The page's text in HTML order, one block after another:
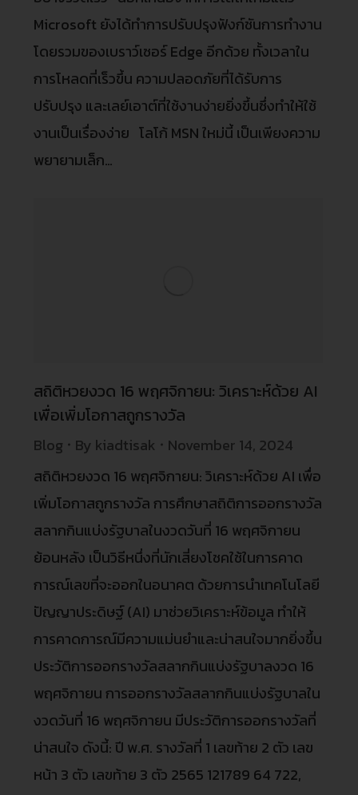
Microsoft ยังได้ทําการปรับปรุงฟังก์ชันการทํางาน
โดยรวมของเบราว์เซอร์ Edge อีกด้วย ทั้งเวลาใน
การโหลดที่เร็วขึ้น ความปลอดภัยที่ได้รับการ
ปรับปรุง และเลย์เอาต์ที่ใช้งานง่ายยิ่งขึ้นซึ่งทําให้ใช้
งานเป็นเรื่องง่าย โลโก้ MSN ใหม่นี้ เป็นเพียงความ
พยายามเล็ก…
สถิติหวยงวด 16 พฤศจิกายน: วิเคราะห์ด้วย AI
เพื่อเพิ่มโอกาสถูกรางวัล
Blog By kiadtisak
November 14, 2024
สถิติหวยงวด 16 พฤศจิกายน: วิเคราะห์ด้วย AI เพื่อ
เพิ่มโอกาสถูกรางวัล การศึกษาสถิติการออกรางวัล
สลากกินแบ่งรัฐบาลในงวดวันที่ 16 พฤศจิกายน
ย้อนหลัง เป็นวิธีหนึ่งที่นักเสี่ยงโชคใช้ในการคาด
การณ์เลขที่จะออกในอนาคต ด้วยการนำเทคโนโลยี
ปัญญาประดิษฐ์ (AI) มาช่วยวิเคราะห์ข้อมูล ทำให้
การคาดการณ์มีความแม่นยำและน่าสนใจมากยิ่งขึ้น
ประวัติการออกรางวัลสลากกินแบ่งรัฐบาลงวด 16
พฤศจิกายน การออกรางวัลสลากกินแบ่งรัฐบาลใน
งวดวันที่ 16 พฤศจิกายน มีประวัติการออกรางวัลที่
น่าสนใจ ดังนี้: ปี พ.ศ. รางวัลที่ 1 เลขท้าย 2 ตัว เลข
หน้า 3 ตัว เลขท้าย 3 ตัว 2565 121789 64 722,